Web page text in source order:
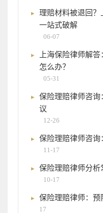
理赔材料被退回
一站式破解
06-07
上海保险律师解
怎么办？
05-31
保险理赔律师咨
议
12-26
保险理赔律师咨
11-17
保险理赔律师分析
10-17
保险理赔律师：
17